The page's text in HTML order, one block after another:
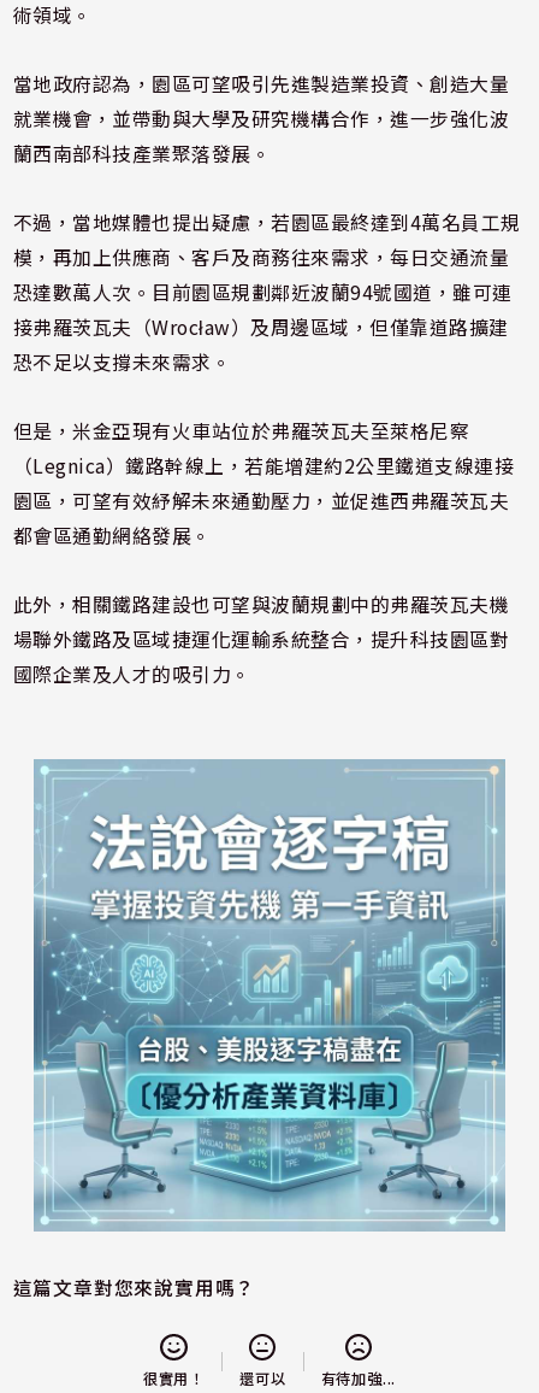
術領域。
當地政府認為，園區可望吸引先進製造業投資、創造大量
就業機會，並帶動與大學及研究機構合作，進一步強化波
蘭西南部科技產業聚落發展。
不過，當地媒體也提出疑慮，若園區最終達到4萬名員工規
模，再加上供應商、客戶及商務往來需求，每日交通流量
恐達數萬人次。目前園區規劃鄰近波蘭94號國道，雖可連
接弗羅茨瓦夫（Wrocław）及周邊區域，但僅靠道路擴建
恐不足以支撐未來需求。
但是，米金亞現有火車站位於弗羅茨瓦夫至萊格尼察
（Legnica）鐵路幹線上，若能增建約2公里鐵道支線連接
園區，可望有效紓解未來通勤壓力，並促進西弗羅茨瓦夫
都會區通勤網絡發展。
此外，相關鐵路建設也可望與波蘭規劃中的弗羅茨瓦夫機
場聯外鐵路及區域捷運化運輸系統整合，提升科技園區對
國際企業及人才的吸引力。
這篇文章對您來說實用嗎？
很實用！ 還可以 有待加強...